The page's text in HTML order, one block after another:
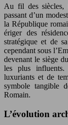
Au fil des siècles,
passant d’un
la République
ériger des
stratégique et de
cependant sous
devenant le siège
les plus influents.
luxuriants et de
symbole tangible
Romain.
L’évolution